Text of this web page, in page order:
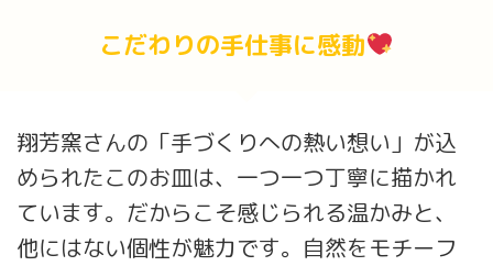
こだわりの手仕事に感動
翔芳窯さんの「手づくりへの熱い想い」が込
められたこのお皿は、一つ一つ丁寧に描かれ
ています。だからこそ感じられる温かみと、
他にはない個性が魅力です。自然をモチーフ